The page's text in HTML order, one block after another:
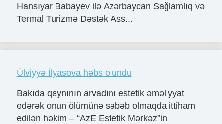
Hansıyar Babayev ilə Azərbaycan Sağlamlıq və
Termal Turizmə Dəstək Ass...
Ülviyyə İlyasova həbs olundu
Bakıda qaynının arvadını estetik əməliyyat
edərək onun ölümünə səbəb olmaqda ittiham
edilən həkim – “AzE Estetik Mərkəz”in